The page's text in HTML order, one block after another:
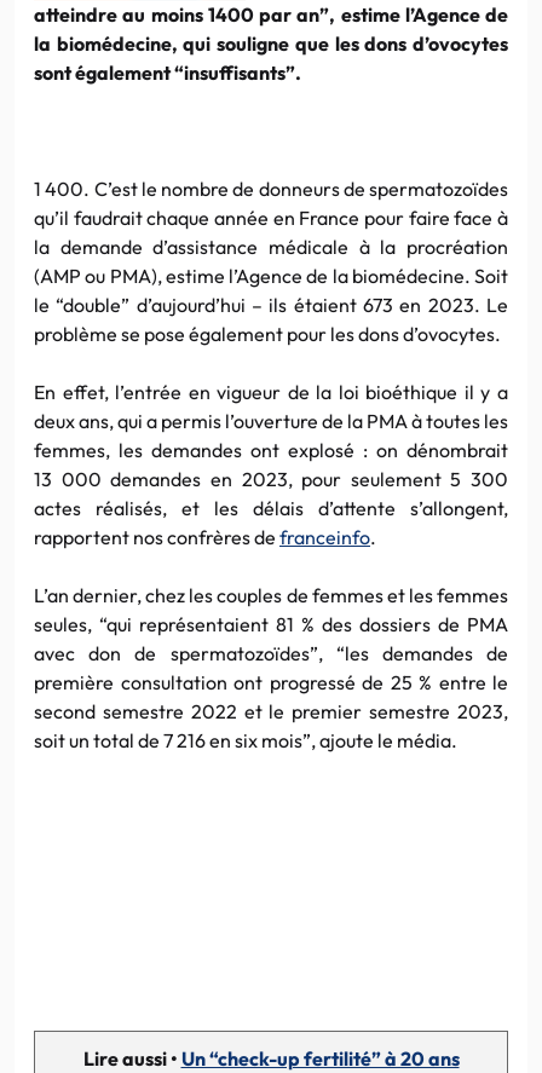
atteindre au moins 1400 par an”, estime l’Agence de
la biomédecine, qui souligne que les dons d’ovocytes
sont également “insuffisants”.
1 400. C’est le nombre de donneurs de spermatozoïdes
qu’il faudrait chaque année en France pour faire face à
la demande d’assistance médicale à la procréation
(AMP ou PMA), estime l’Agence de la biomédecine. Soit
le “double” d’aujourd’hui – ils étaient 673 en 2023. Le
problème se pose également pour les dons d’ovocytes.
En effet, l’entrée en vigueur de la loi bioéthique il y a
deux ans, qui a permis l’ouverture de la PMA à toutes les
femmes, les demandes ont explosé : on dénombrait
13 000 demandes en 2023, pour seulement 5 300
actes réalisés, et les délais d’attente s’allongent,
rapportent nos confrères de franceinfo.
L’an dernier, chez les couples de femmes et les femmes
seules, “qui représentaient 81 % des dossiers de PMA
avec don de spermatozoïdes”, “les demandes de
première consultation ont progressé de 25 % entre le
second semestre 2022 et le premier semestre 2023,
soit un total de 7 216 en six mois”, ajoute le média.
Lire aussi • Un “check-up fertilité” à 20 ans